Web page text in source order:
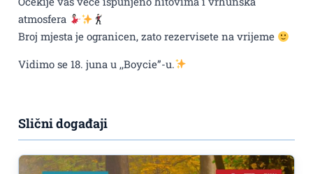
atmosfera
Broj mjesta je ogranicen, zato rezervisete na vrijeme
Vidimo se 18. juna u ,,Boycie”-u.
Slični događaji